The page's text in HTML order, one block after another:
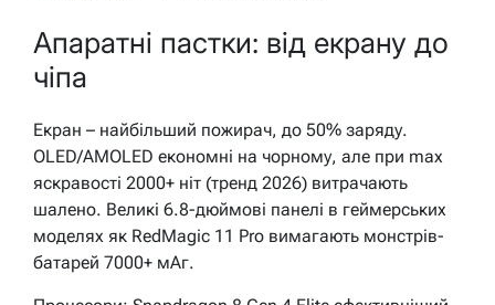
Апаратні пастки: від екрану до
чіпа
Екран – найбільший пожирач, до 50% заряду.
OLED/AMOLED економні на чорному, але при max
яскравості 2000+ ніт (тренд 2026) витрачають
шалено. Великі 6.8-дюймові панелі в геймерських
моделях як RedMagic 11 Pro вимагають монстрів-
батарей 7000+ мАг.